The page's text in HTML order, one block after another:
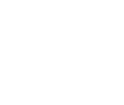
仲間に花火を水平撃ちしようとして障害
河内長野市で警官が包丁男を射殺した場